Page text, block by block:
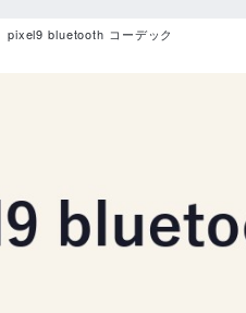
pixel9 bluetooth コーデック